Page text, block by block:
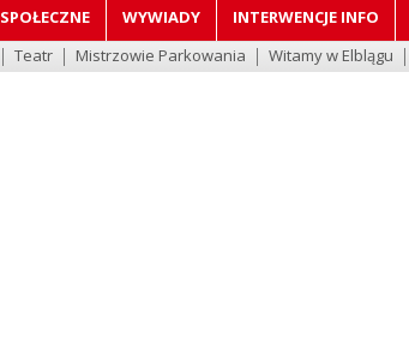
SPOŁECZNE WYWIADY INTERWENCJE INFO
Teatr Mistrzowie Parkowania Witamy w Elblągu